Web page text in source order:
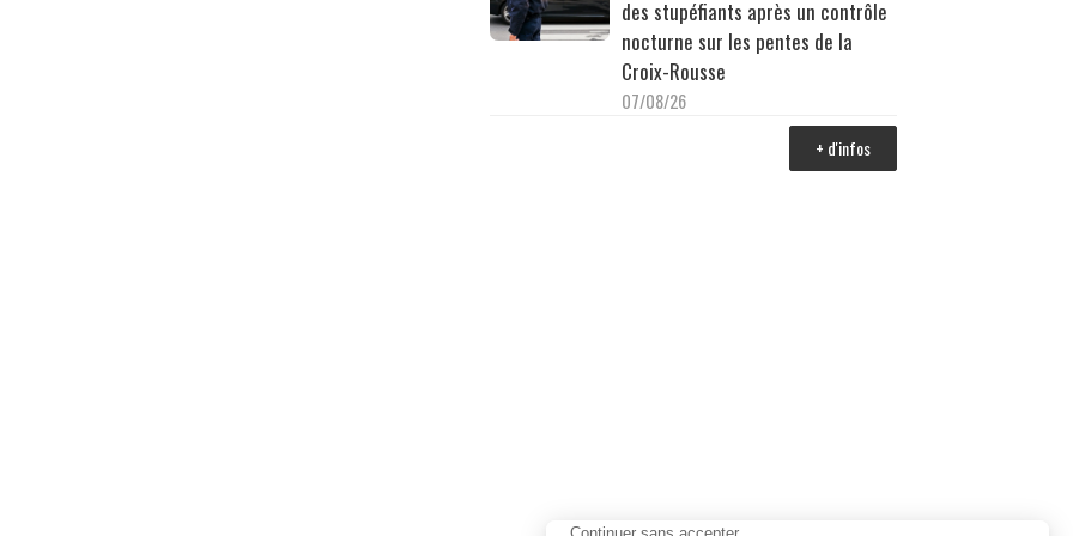
des stupéfiants après un contrôle
nocturne sur les pentes de la
Croix-Rousse
07/08/26
+ d'infos